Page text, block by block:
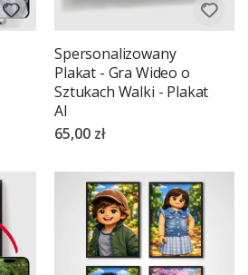
Spersonalizowany
Plakat - Gra Wideo o
Sztukach Walki - Plakat
AI
65,00 zł